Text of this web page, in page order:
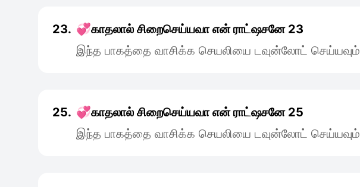
23. 💞காதலால் சிறைசெய்யவா என் ராட்ஷசனே 23
இந்த பாகத்தை வாசிக்க செயலியை டவுன்லோட் செய்யவும்
25. 💞காதலால் சிறைசெய்யவா என் ராட்ஷசனே 25
இந்த பாகத்தை வாசிக்க செயலியை டவுன்லோட் செய்யவும்